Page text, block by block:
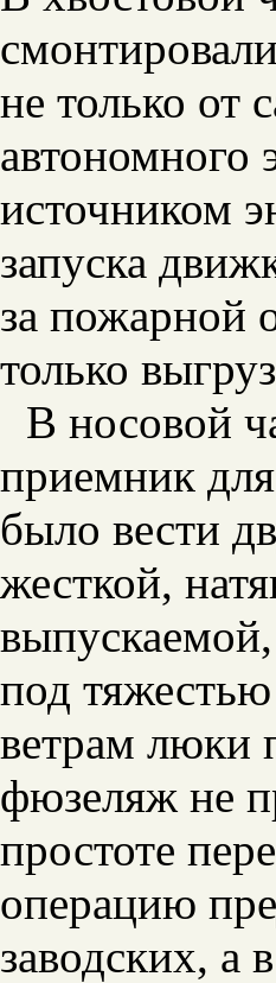
не только от
автономного
источником
запуска
за пожарной
только
В носовой
приемник
было вести
жесткой,
под
ветрам люки
фюзеляж не
простоте
операцию
заводских, а